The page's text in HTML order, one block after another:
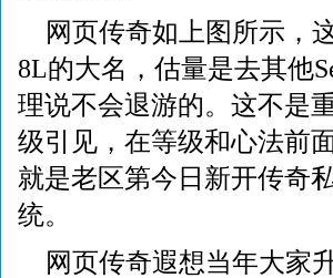
网页传奇如上图所示，
8L的大名，估量是去其他
理说不会退游的。这不是
级引见，在等级和心法前
就是老区第今日新开传奇
统。
网页传奇遐想当年大家